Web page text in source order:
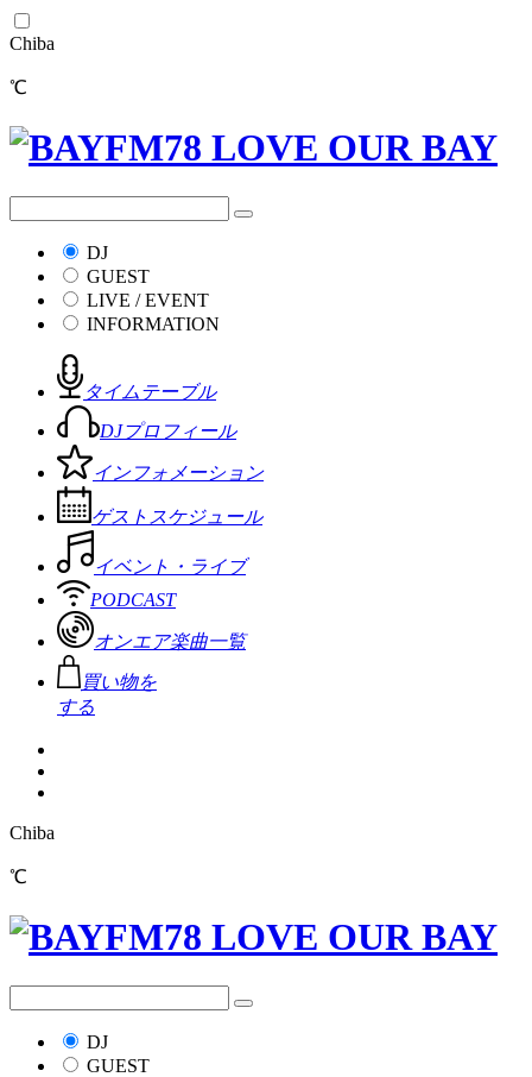
Chiba
℃
DJ
GUEST
LIVE / EVENT
INFORMATION
タイムテーブル
DJプロフィール
インフォメーション
ゲストスケジュール
イベント・ライブ
PODCAST
オンエア楽曲一覧
買い物を
する
Chiba
℃
DJ
GUEST